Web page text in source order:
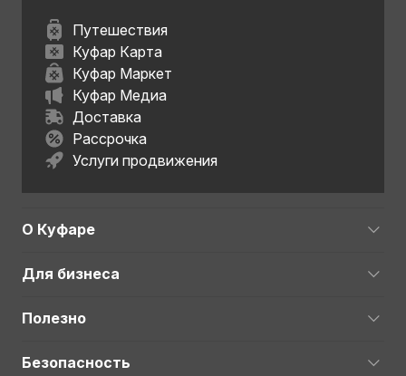
Путешествия
Куфар Карта
Куфар Маркет
Куфар Медиа
Доставка
Рассрочка
Услуги продвижения
О Куфаре
Для бизнеса
Полезно
Безопасность